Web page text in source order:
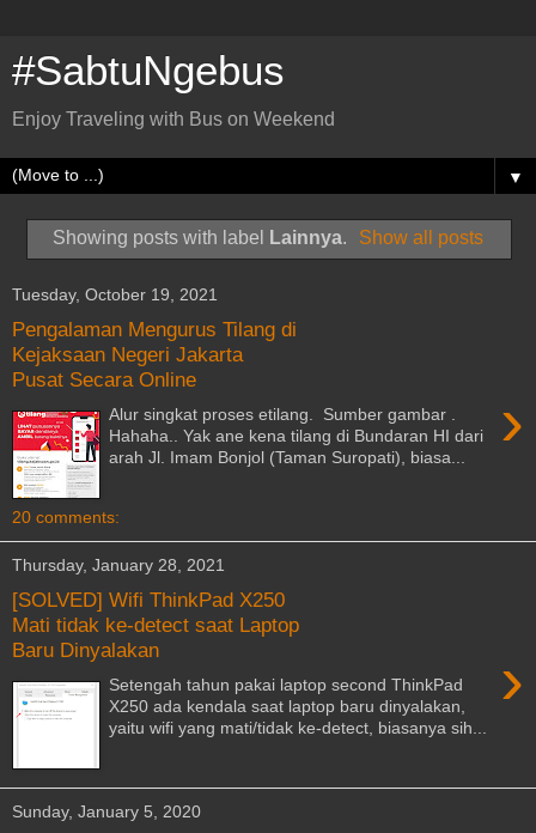
#SabtuNgebus
Enjoy Traveling with Bus on Weekend
▼
Showing posts with label Lainnya. Show all posts
Tuesday, October 19, 2021
Pengalaman Mengurus Tilang di
Kejaksaan Negeri Jakarta
Pusat Secara Online
›
Alur singkat proses etilang. Sumber gambar .
Hahaha.. Yak ane kena tilang di Bundaran HI dari
arah Jl. Imam Bonjol (Taman Suropati), biasa...
20 comments:
Thursday, January 28, 2021
[SOLVED] Wifi ThinkPad X250
Mati tidak ke-detect saat Laptop
Baru Dinyalakan
›
Setengah tahun pakai laptop second ThinkPad
X250 ada kendala saat laptop baru dinyalakan,
yaitu wifi yang mati/tidak ke-detect, biasanya sih...
Sunday, January 5, 2020